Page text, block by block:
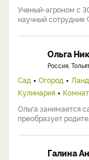
Ученый-агроном с
научный сотрудник
Ольга
Россия,
Сад Огород
Кулинария
Ольга занимается
преобразует
Галина